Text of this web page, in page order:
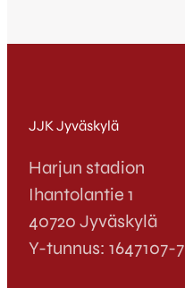
JJK Jyväskylä
Harjun stadion
Ihantolantie 1
40720 Jyväskylä
Y-tunnus: 1647107-7